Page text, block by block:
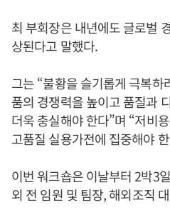
최 부회장은 내년에도 글로벌
상된다고 말했다.
그는 “불황을 슬기롭게 극복하
품의 경쟁력을 높이고 품질과
더욱 충실해야 한다”며 “저비
고품질 실용가전에 집중해야
이번 워크숍은 이날부터 2박3
외 전 임원 및 팀장, 해외조직